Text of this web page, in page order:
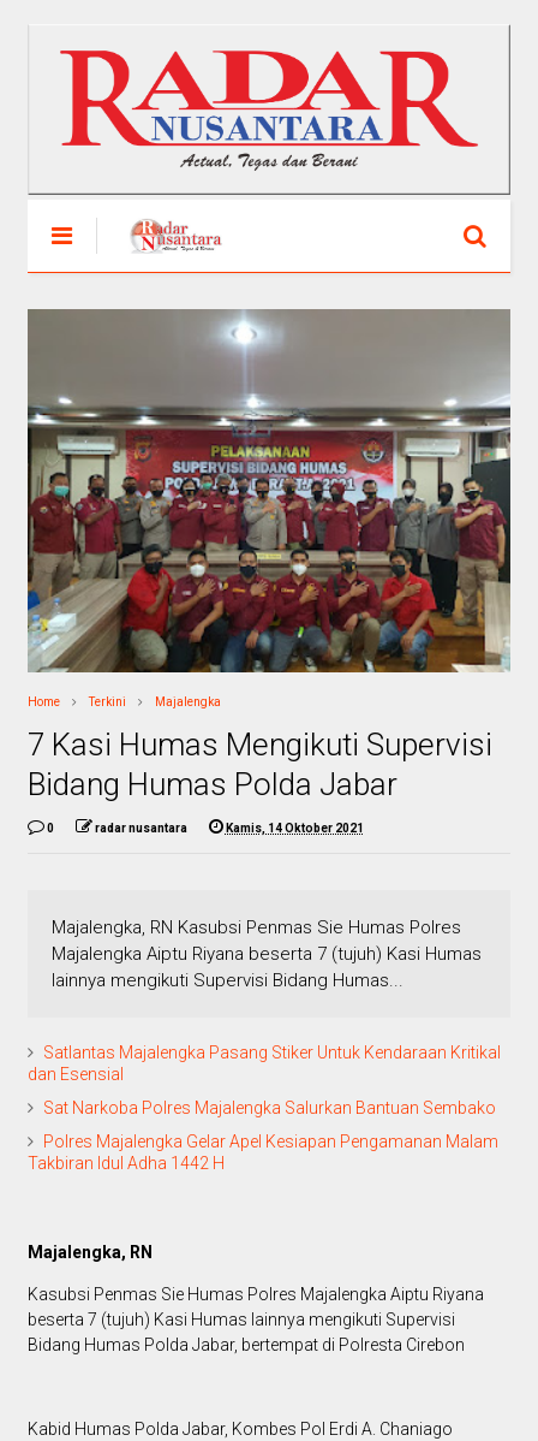
Home Terkini Majalengka
7 Kasi Humas Mengikuti Supervisi
Bidang Humas Polda Jabar
0 radar nusantara Kamis, 14 Oktober 2021
Majalengka, RN Kasubsi Penmas Sie Humas Polres
Majalengka Aiptu Riyana beserta 7 (tujuh) Kasi Humas
lainnya mengikuti Supervisi Bidang Humas...
Satlantas Majalengka Pasang Stiker Untuk Kendaraan Kritikal
dan Esensial
Sat Narkoba Polres Majalengka Salurkan Bantuan Sembako
Polres Majalengka Gelar Apel Kesiapan Pengamanan Malam
Takbiran Idul Adha 1442 H
Majalengka, RN
Kasubsi Penmas Sie Humas Polres Majalengka Aiptu Riyana
beserta 7 (tujuh) Kasi Humas lainnya mengikuti Supervisi
Bidang Humas Polda Jabar, bertempat di Polresta Cirebon
Kabid Humas Polda Jabar, Kombes Pol Erdi A. Chaniago